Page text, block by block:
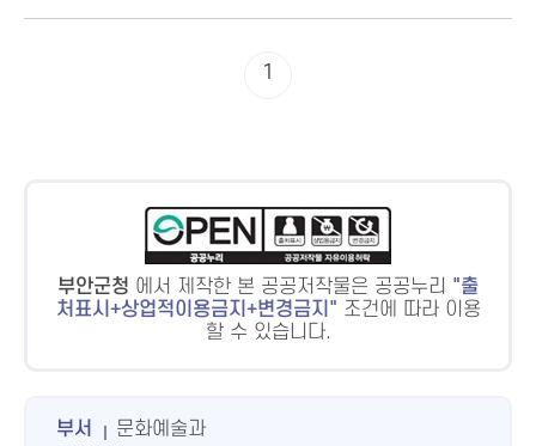
1
부안군청 에서 제작한 본 공공저작물은 공공누리
출
처표시+상업적이용금지+변경금지
조건에 따라 이용
할 수 있습니다.
부서
문화예술과